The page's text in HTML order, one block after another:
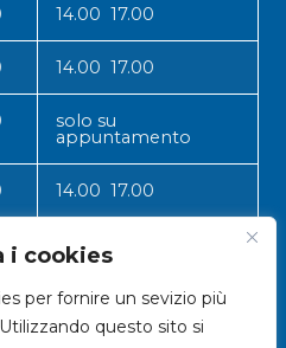
i cookies
per fornire un sevizio più
questo sito si
14.00 17.00
14.00 17.00
solo su
appuntamento
14.00 17.00
14.00 17.00